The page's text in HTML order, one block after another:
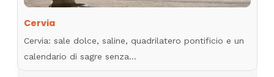
Cervia
Cervia: sale dolce, saline, quadrilatero pontificio e un
calendario di sagre senza…